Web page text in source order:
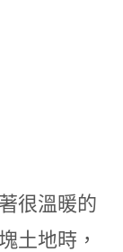
很溫暖的
土地時，